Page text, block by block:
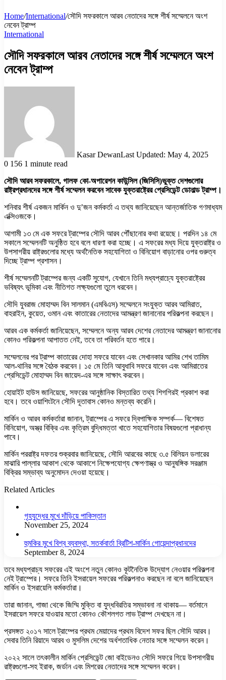
Home/International/সৌদি সফরকালে আরব নেতাদের সঙ্গে শীর্ষ সম্মেলনে অংশ
নেবেন ট্রাম্প
International
সৌদি সফরকালে আরব নেতাদের সঙ্গে শীর্ষ সম্মেলনে অংশ
নেবেন ট্রাম্প
Kasar DewanLast Updated: May 4, 2025
0 156 1 minute read
সৌদি আরব সফরকালে, গালফ কো-অপারেশন কাউন্সিল (জিসিসি)ভুক্ত দেশগুলোর
রাষ্ট্রপ্রধানদের সঙ্গে শীর্ষ সম্মেলন করবেন সাবেক যুক্তরাষ্ট্রের প্রেসিডেন্ট ডোনাল্ড ট্রাম্প।
শনিবার শীর্ষ একজন মার্কিন ও দু’জন কর্মকর্তা এ তথ্য জানিয়েছেন আন্তর্জাতিক গণমাধ্যম
এক্সিওজকে।
আগামী ১৩ মে এক সফরে ট্রাম্পের সৌদি আরব পৌঁছানোর কথা রয়েছে। পরদিন ১৪ মে
সকালে সম্মেলনটি অনুষ্ঠিত হবে বলে ধারণা করা হচ্ছে। এ সফরের মধ্য দিয়ে যুক্তরাষ্ট্র ও
উপসাগরীয় রাষ্ট্রগুলোর মধ্যে অর্থনৈতিক সহযোগিতা ও বিনিয়োগ বাড়ানোর ওপর গুরুত্ব
দিচ্ছে ট্রাম্প প্রশাসন।
শীর্ষ সম্মেলনটি ট্রাম্পের জন্য একটি সুযোগ, যেখানে তিনি মধ্যপ্রাচ্যে যুক্তরাষ্ট্রের
ভবিষ্যৎ ভূমিকা এবং নীতিগত লক্ষ্যগুলো তুলে ধরবেন।
সৌদি যুবরাজ মোহাম্মদ বিন সালমান (এমবিএস) সম্মেলনে সংযুক্ত আরব আমিরাত,
বাহরাইন, কুয়েত, ওমান এবং কাতারের নেতাদের আমন্ত্রণ জানানোর পরিকল্পনা করছেন।
আরব এক কর্মকর্তা জানিয়েছেন, সম্মেলনে অন্য আরব দেশের নেতাদের আমন্ত্রণ জানানোর
কোনও পরিকল্পনা আপাতত নেই, তবে তা পরিবর্তন হতে পারে।
সম্মেলনের পর ট্রাম্প কাতারের দোহা সফরে যাবেন এবং সেখানকার আমির শেখ তামিম
আল-থানির সঙ্গে বৈঠক করবেন। ১৫ মে তিনি আবুধাবি সফরে যাবেন এবং আমিরাতের
প্রেসিডেন্ট মোহাম্মদ বিন জায়েদ-এর সঙ্গে সাক্ষাৎ করবেন।
হোয়াইট হাউস জানিয়েছে, সফরের আনুষ্ঠানিক বিস্তারিত তথ্য শিগগিরই প্রকাশ করা
হবে। তবে ওয়াশিংটনে সৌদি দূতাবাস কোনও মন্তব্য করেনি।
মার্কিন ও আরব কর্মকর্তারা জানান, ট্রাম্পের এ সফরে দ্বিপাক্ষিক সম্পর্ক— বিশেষত
বিনিয়োগ, অস্ত্র বিক্রি এবং কৃত্রিম বুদ্ধিমত্তা খাতে সহযোগিতার বিষয়গুলো প্রাধান্য
পাবে।
মার্কিন পররাষ্ট্র দফতর শুক্রবার জানিয়েছে, সৌদি আরবের কাছে ৩.৫ বিলিয়ন ডলারের
মাঝারি পাল্লার আকাশ থেকে আকাশে নিক্ষেপযোগ্য ক্ষেপণাস্ত্র ও আনুষঙ্গিক সরঞ্জাম
বিক্রির সম্ভাব্য অনুমোদন দেওয়া হয়েছে।
Related Articles
গৃহযুদ্ধের মুখে দাঁড়িয়ে পাকিস্তান
November 25, 2024
হুমকির মুখে বিশ্ব ব্যবস্থা, সতর্কবার্তা ব্রিটিশ-মার্কিন গোয়েন্দাপ্রধানদের
September 8, 2024
তবে মধ্যপ্রাচ্য সফরের এই অংশে নতুন কোনও কূটনৈতিক উদ্যোগ নেওয়ার পরিকল্পনা
নেই ট্রাম্পের। সফরে তিনি ইসরায়েল সফরের পরিকল্পনাও করছেন না বলে জানিয়েছেন
মার্কিন ও ইসরায়েলি কর্মকর্তারা।
তারা জানান, গাজা থেকে জিম্মি মুক্তি বা যুদ্ধবিরতির সম্ভাবনা না থাকায়— বর্তমানে
ইসরায়েল সফরে যাওয়ার মতো কোনও কৌশলগত লাভ ট্রাম্প দেখছেন না।
প্রসঙ্গত ২০১৭ সালে ট্রাম্পের প্রথম মেয়াদের প্রথম বিদেশ সফর ছিল সৌদি আরব।
সেবার তিনি রিয়াদে আরব ও মুসলিম দেশের অর্ধশতাধিক নেতার সঙ্গে সম্মেলন করেন।
২০২২ সালে তৎকালীন মার্কিন প্রেসিডেন্ট জো বাইডেনও সৌদি সফরে গিয়ে উপসাগরীয়
রাষ্ট্রগুলো-সহ ইরাক, জর্ডান এবং মিশরের নেতাদের সঙ্গে সম্মেলন করেন।